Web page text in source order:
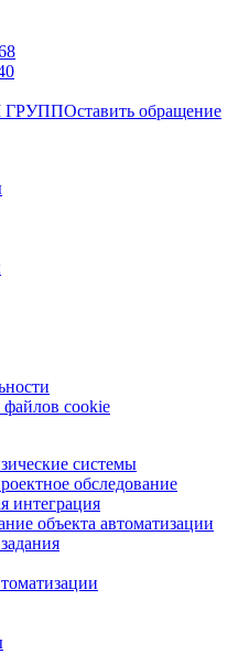
ГРУППОставить обращение
файлов cookie
системы
обследование
интеграция
объекта автоматизации